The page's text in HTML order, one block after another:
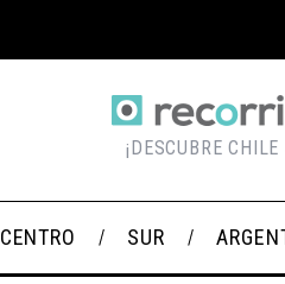
¡DESCUBRE
CENTRO SUR